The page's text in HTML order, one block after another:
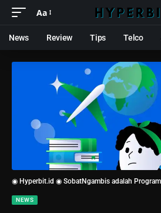
Aa
News Review Tips Telco
◉ Hyperbit.id ◉ SobatNgambis adalah Program Kolaborasi
NEWS